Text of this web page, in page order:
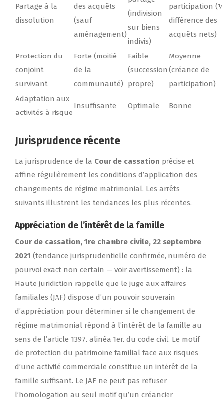
Partage à la
dissolution
des acquêts
(sauf
aménagement)
(indivision
sur biens
indivis)
participation
différence des
acquêts nets)
Protection du
conjoint
survivant
Forte (moitié
de la
communauté)
Faible
(succession
propre)
Moyenne
(créance de
participation)
Adaptation aux
activités à risque
Insuffisante Optimale Bonne
Jurisprudence récente
La jurisprudence de la Cour de cassation précise et
affine régulièrement les conditions d’application des
changements de régime matrimonial. Les arrêts
suivants illustrent les tendances les plus récentes.
Appréciation de l’intérêt de la famille
Cour de cassation, 1re chambre civile, 22 septembre
2021 (tendance jurisprudentielle confirmée, numéro de
pourvoi exact non certain — voir avertissement) : la
Haute juridiction rappelle que le juge aux affaires
familiales (JAF) dispose d’un pouvoir souverain
d’appréciation pour déterminer si le changement de
régime matrimonial répond à l’intérêt de la famille au
sens de l’article 1397, alinéa 1er, du code civil. Le motif
de protection du patrimoine familial face aux risques
d’une activité commerciale constitue un intérêt de la
famille suffisant. Le JAF ne peut pas refuser
l’homologation au seul motif qu’un créancier